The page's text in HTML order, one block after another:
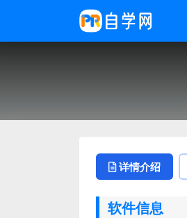
详情介绍
软件信息